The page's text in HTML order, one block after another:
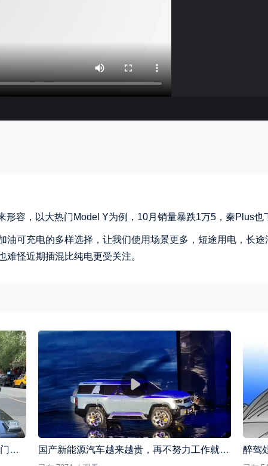
容，以大热门Model Y为例，10月销量暴跌1万5，秦Plus也
可充电的多样选择，让我们使用场景更多，短途用电，长
怪近期插混比纯电更受关注。
花44万在奔驰4S店买新车，还没开出店门就故障，被告知无法退换 国产新能源汽车越来越贵，再不努力工作就只能开BBA了 醉驾